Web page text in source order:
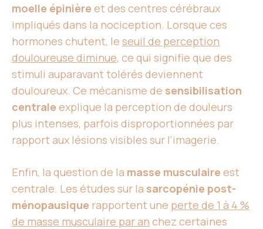
moelle épinière et des centres cérébraux
impliqués dans la nociception. Lorsque ces
hormones chutent, le seuil de perception
douloureuse diminue, ce qui signifie que des
stimuli auparavant tolérés deviennent
douloureux. Ce mécanisme de sensibilisation
centrale explique la perception de douleurs
plus intenses, parfois disproportionnées par
rapport aux lésions visibles sur l’imagerie.
Enfin, la question de la masse musculaire est
centrale. Les études sur la sarcopénie post-
ménopausique rapportent une perte de 1 à 4 %
de masse musculaire par an chez certaines